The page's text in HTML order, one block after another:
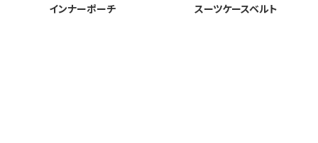
インナーポーチ スーツケースベルト